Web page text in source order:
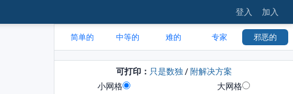
登入 加入
简单的 中等的 难的 专家 邪恶的
可打印： 只是数独 /附解决方案
小网格
大网格